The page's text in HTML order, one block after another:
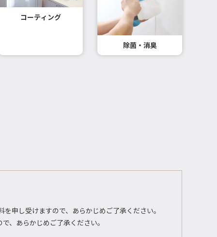
コーティング
除菌・消臭
申し受けますので、あらかじめご了承ください。
、あらかじめご了承ください。